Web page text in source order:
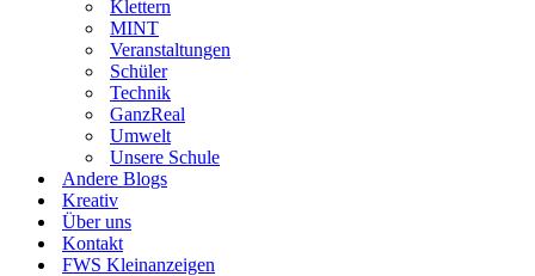
Klettern
MINT
Veranstaltungen
Schüler
Technik
GanzReal
Umwelt
Unsere Schule
Andere Blogs
Kreativ
Über uns
Kontakt
FWS Kleinanzeigen